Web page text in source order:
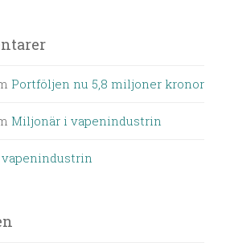
Portföljen nu 5,8 miljoner kronor
Miljonär i vapenindustrin